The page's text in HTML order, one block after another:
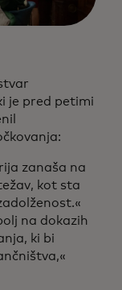
je pred petimi
zanaša na
kot sta
na dokazih
ki bi